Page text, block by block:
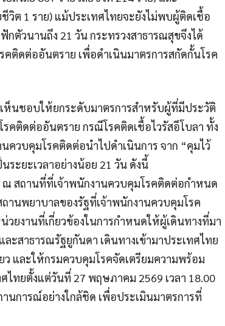
วิต 1 ราย) แม้ประเทศไทยจะยังไม่พบผู้ติดเชื้อ
ตัวนานถึง 21 วัน กระทรวงสาธารณสุขจึงได้
คติดต่ออันตราย เพื่อดำเนินมาตรการสกัดกั้นโรค
นชอบให้ยกระดับมาตรการสำหรับผู้ที่มีประวัติ
คติดต่ออันตราย กรณีโรคติดเชื้อไวรัสอีโบลา ทั้ง
ควบคุมโรคติดต่อนำไปดำเนินการ จาก “คุมไว้
ระยะเวลาอย่างน้อย 21 วัน ดังนี้
ณ สถานที่ที่เจ้าพนักงานควบคุมโรคติดต่อกำหนด
านพยาบาลของรัฐที่เจ้าพนักงานควบคุมโรค
งานที่เกี่ยวข้องในการกำหนดให้ผู้เดินทางที่มา
ะสาธารณรัฐยูกันดา เดินทางเข้ามาประเทศไทย
และให้กรมควบคุมโรคจัดเตรียมความพร้อม
ทยตั้งแต่วันที่ 27 พฤษภาคม 2569 เวลา 18.00
นการณ์อย่างใกล้ชิด เพื่อประเมินมาตรการที่